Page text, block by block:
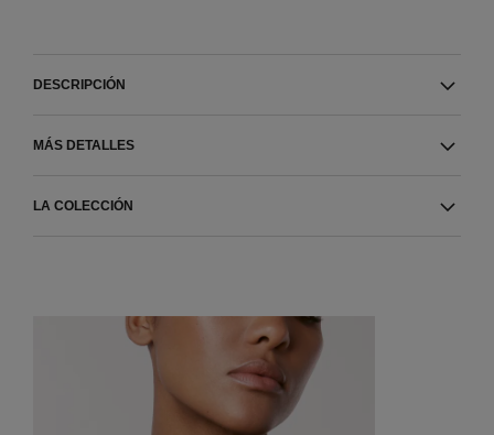
DESCRIPCIÓN
MÁS DETALLES
LA COLECCIÓN